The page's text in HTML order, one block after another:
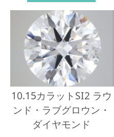
10.15カラットSI2 ラウ
ンド・ラブグロウン・
ダイヤモンド